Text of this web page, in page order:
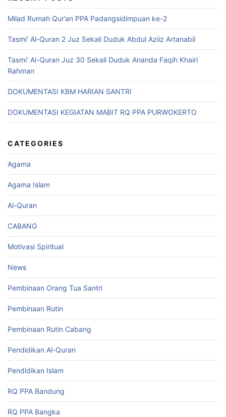
Milad Rumah Qur’an PPA Padangsidimpuan ke-2
Tasmi’ Al-Quran 2 Juz Sekali Duduk Abdul Aziiz Artanabil
Tasmi’ Al-Quran Juz 30 Sekali Duduk Ananda Faqih Khairi
Rahman
DOKUMENTASI KBM HARIAN SANTRI
DOKUMENTASI KEGIATAN MABIT RQ PPA PURWOKERTO
CATEGORIES
Agama
Agama Islam
Al-Quran
CABANG
Motivasi Spiritual
News
Pembinaan Orang Tua Santri
Pembinaan Rutin
Pembinaan Rutin Cabang
Pendidikan Al-Quran
Pendidikan Islam
RQ PPA Bandung
RQ PPA Bangka